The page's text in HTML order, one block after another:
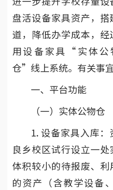
盘活设备家具资产，
道，降低办学成本，
用设备家具“实体
仓”线上系统。有关事宜
一、平台功能
（一）实体公物仓
1. 设备家具入库
良乡校区试行设立一
体积较小的待报废、
的资产（含教学设备